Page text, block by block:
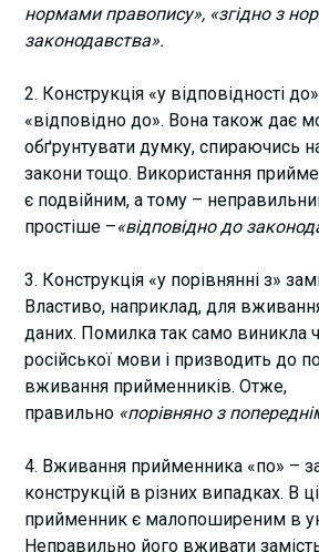
нормами правопису», «згідно з
законодавства».
2. Конструкція «у відповідності
«відповідно до». Вона також дає
обґрунтувати думку, спираючись
закони тощо. Використання
є подвійним, а тому –
простіше –«відповідно до
3. Конструкція «у порівнянні з»
Властиво, наприклад, для
даних. Помилка так само виникла
російської мови і призводить до
вживання прийменників. Отже,
правильно «порівняно з
4. Вживання прийменника «по» –
конструкцій в різних випадках. В
прийменник є малопоширеним в
Неправильно його вживати